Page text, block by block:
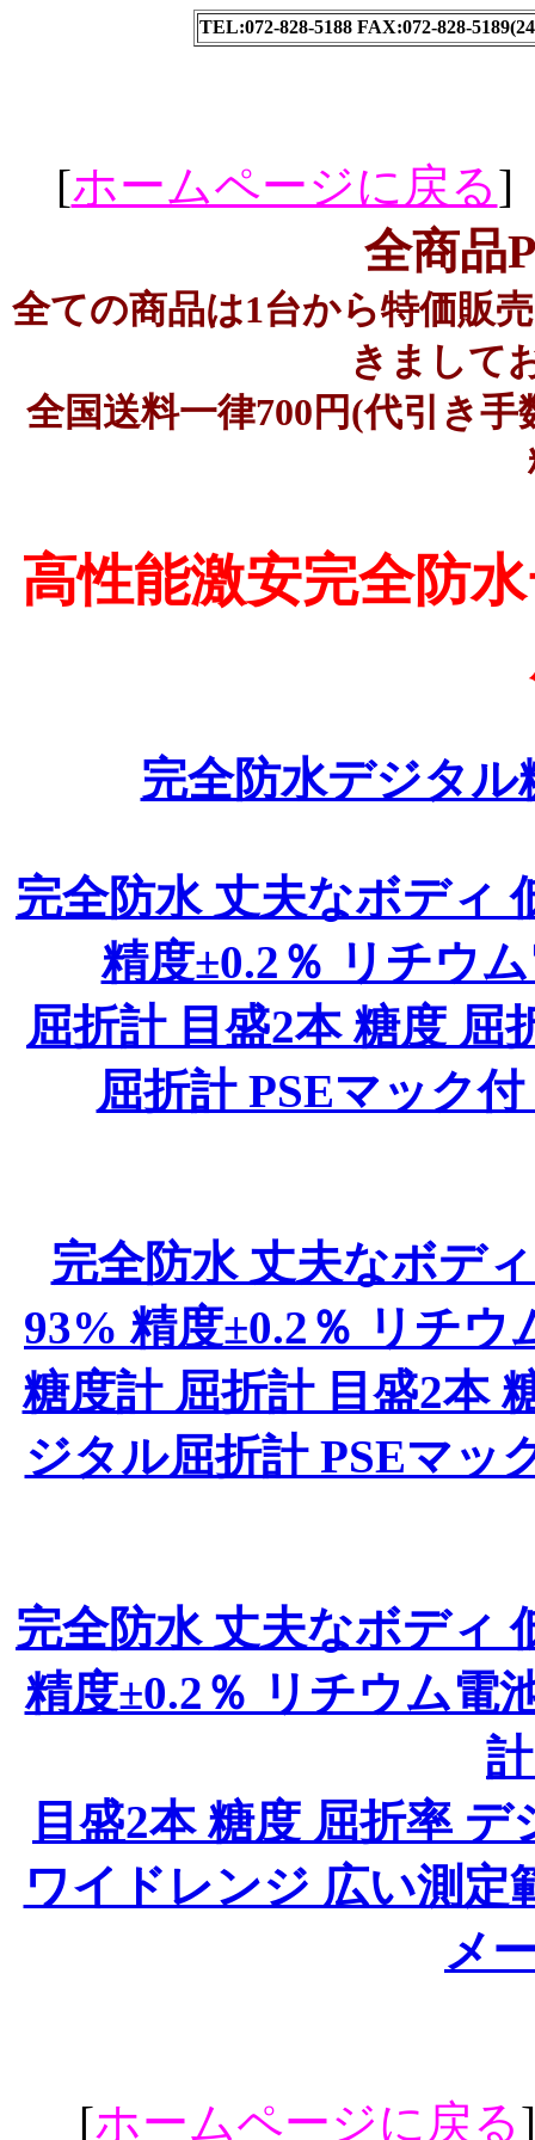
TEL:072-828-5188 FAX:072-828-
[ホームページに戻る]
全商品
全ての商品は1台から特価販
きまして
全国送料一律700円(代引き
高性能激安完全防
完全防水デジタ
完全防水 丈夫なボディ
精度±0.2％ リチウ
屈折計 目盛2本 糖度
屈折計 PSEマック
完全防水 丈夫なボデ
93% 精度±0.2％ リチ
糖度計 屈折計 目盛2本
ジタル屈折計 PSEマッ
完全防水 丈夫なボディ
精度±0.2％ リチウム電
目盛2本 糖度 屈折率
ワイドレンジ 広い測定
メ
[ホームページに戻る